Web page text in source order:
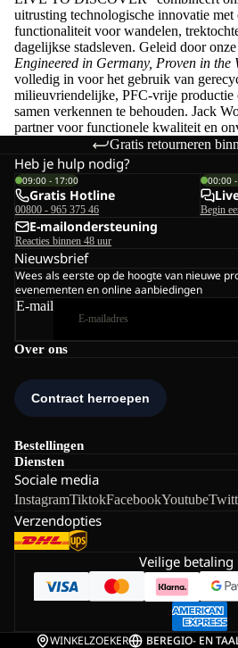
uitrusting technologische innovatie met
functionaliteit voor wandelen,
dagelijkse stadsleven. Geleid door
Engineered in Germany, Proven in the
volledig in voor het gebruik van
milieuvriendelijke, PFC-vrije productie
samen verkennen te behouden. Jack
partner voor functionele kwaliteit en
Gratis retourneren
Over ons
Bestellingen
Diensten
Sociale media
InstagramTiktokFacebookYoutube
Verzendopties
Heb je hulp nodig?
09:00 - 17:00
Gratis Hotline
00800 - 965 375 46
00:00
Begin
E-mailondersteuning
Reacties binnen 48 uur
Nieuwsbrief
Wees als eerste op de hoogte van nieuwe
evenementen en online aanbiedingen
E-mail
Veilige betaling
WINKELZOEKER BEREGIO- EN